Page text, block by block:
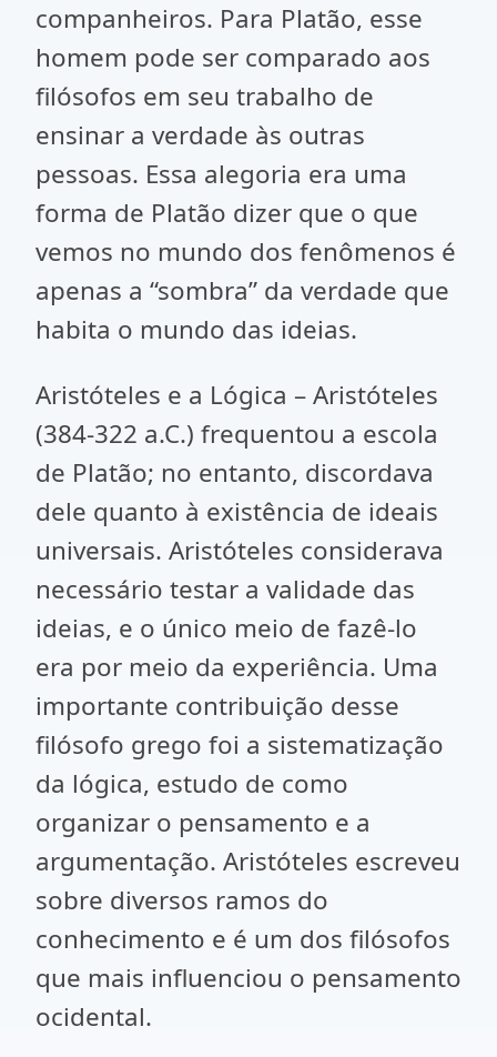
companheiros. Para Platão, esse
homem pode ser comparado aos
filósofos em seu trabalho de
ensinar a verdade às outras
pessoas. Essa alegoria era uma
forma de Platão dizer que o que
vemos no mundo dos fenômenos é
apenas a “sombra” da verdade que
habita o mundo das ideias.
Aristóteles e a Lógica – Aristóteles
(384-322 a.C.) frequentou a escola
de Platão; no entanto, discordava
dele quanto à existência de ideais
universais. Aristóteles considerava
necessário testar a validade das
ideias, e o único meio de fazê-lo
era por meio da experiência. Uma
importante contribuição desse
filósofo grego foi a sistematização
da lógica, estudo de como
organizar o pensamento e a
argumentação. Aristóteles escreveu
sobre diversos ramos do
conhecimento e é um dos filósofos
que mais influenciou o pensamento
ocidental.